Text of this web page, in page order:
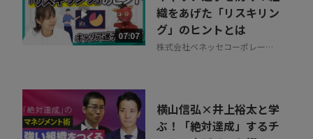
07:07
織をあげた「リスキリン
グ」のヒントとは
株式会社ベネッセコーポレーシ
横山信弘×井上裕太と学
ぶ！「絶対達成」するチ